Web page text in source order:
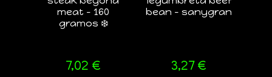
meat – 160
gramos ❄️
7,02 €
bean – sanygran
3,27 €